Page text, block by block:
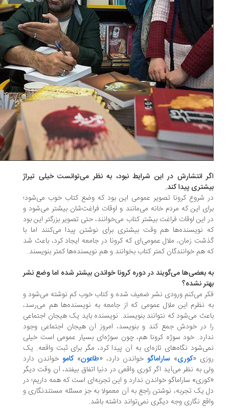
انتشارش در این شرایط نبود، به نظر می‌توانست خیلی تیراژ
پیدا کند.
شروع کرونا تصویر عمومی این بود که وضع کتاب خوب می‌شود؛
این که مردم خانه می‌مانند و اوقات فراغت‌شان بیشتر می‌شود و
این اوقات فراغت بیشتر کتاب می‌خوانند، حتی تصویر بزرگتر این بود
نویسنده‌ها هم وقت بیشتری برای نوشتن پیدا می‌کنند اما با
زمان، ملال عمومی‌ای که کرونا در جامعه ایجاد کرد، باعث شد
هم خوانندگان کمتر کتاب بخوانند و هم نویسنده‌ها کمتر بنویسند.
بعضی‌ها می‌گویند در دوره کرونا خواندن بیشتر شده اما وضع نشر
نشده؟
می‌کنم ورودی نشر ضعیف شده و کتاب خوب کم نوشته می‌شود و
نظرم این ملال عمومی که از جامعه به نویسنده‌ها هم می‌رسد،
می‌شود که نتوانند بنویسند. نویسنده باید یک هیجان اجتماعی
در خودش جمع کند و بنویسد، امروز آن هیجان اجتماعی وجود
خود سوژه کرونا هم، چون سوژه‌ای بسیار عمومی است خیلی
نگاه‌های تازه‌ای به آن پیدا کرد، مگر برای ثبت واقعه. یک
«کوری »ساراماگوخواندن دارد، «طاعون»کاموخواندن دارد
به نظر می‌آید اگر کوری واقعی در دنیا اتفاق بیفتد، آن وقت دیگر
ساراماگو خواندن ندارد و این تجربه‌ای است که همه داریم؛ در
یک تجربه، نوشتن راجع به آن معمولا به جز مسئله مستندنگاری و
نگاری وجه دیگری نمی‌تواند داشته باشد.